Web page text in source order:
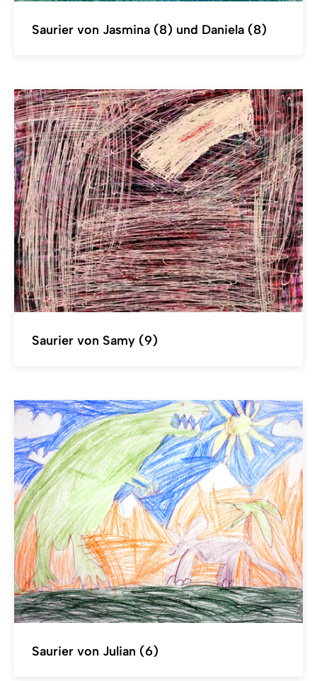
Saurier von Jasmina (8) und Daniela (8)
Saurier von Samy (9)
Saurier von Julian (6)